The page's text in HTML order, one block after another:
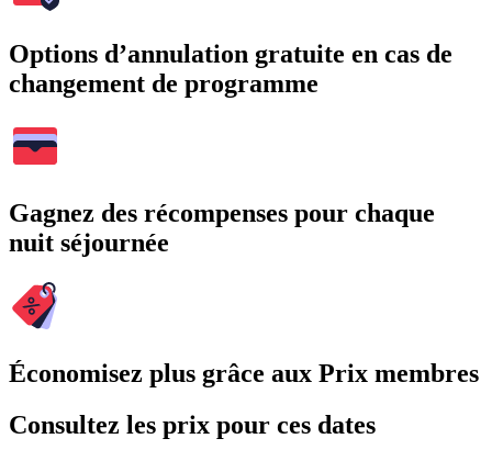
Options d’annulation gratuite en cas de
changement de programme
Gagnez des récompenses pour chaque
nuit séjournée
Économisez plus grâce aux Prix membres
Consultez les prix pour ces dates